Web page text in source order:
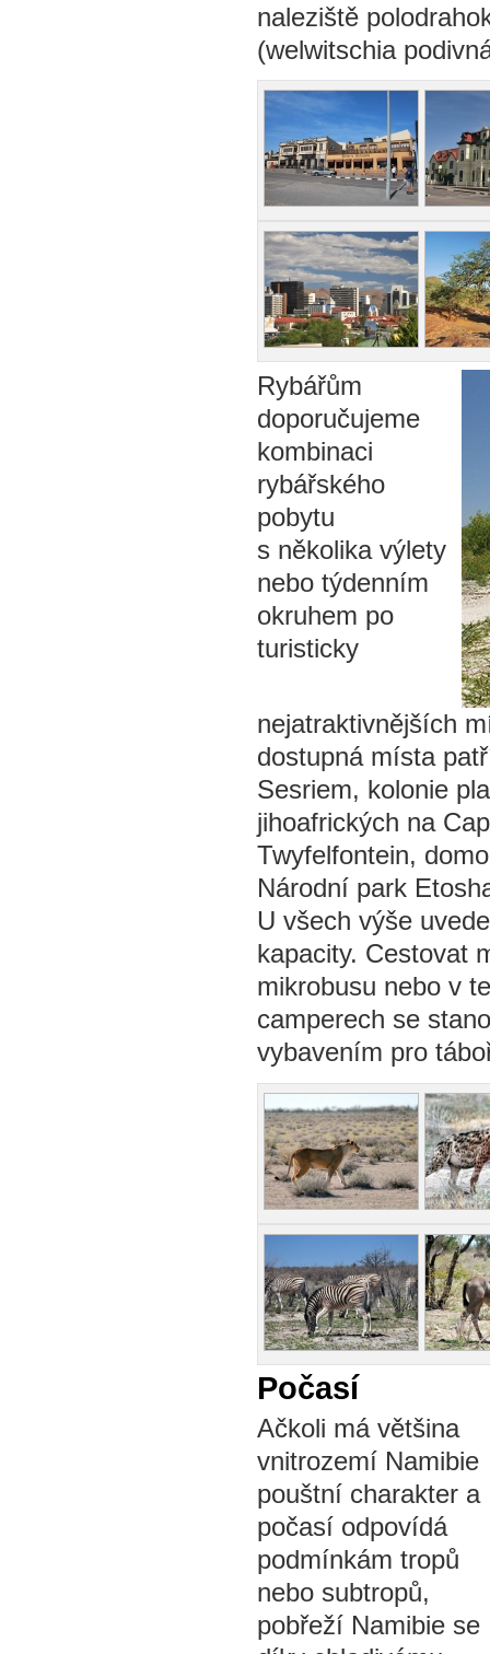
naleziště
(welwitschia
Rybářům
doporučujeme
kombinaci
rybářského
pobytu
s několika výlety
nebo týdenním
okruhem po
turisticky
nejatraktivnějších
dostupná místa
Sesriem, kolonie
jihoafrických na
Twyfelfontein,
Národní park
U všech výše
kapacity. Cestovat
mikrobusu nebo v
camperech se
vybavením pro
Počasí
Ačkoli má většina
vnitrozemí Namibie
pouštní charakter a
počasí odpovídá
podmínkám tropů
nebo subtropů,
pobřeží Namibie se